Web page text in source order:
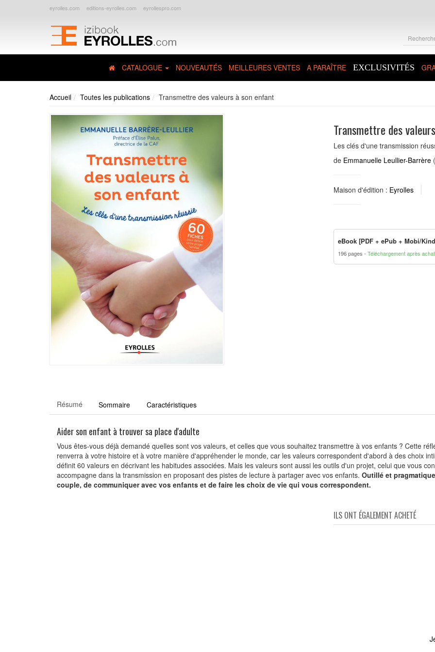
eyrolles.com editions-eyrolles.com eyrollespro.com
CATALOGUE NOUVEAUTÉS MEILLEURES VENTES A PARAÎTRE EXCLUSIVITÉS
Accueil Toutes les publications Transmettre des valeurs à son enfant
Transmettre des
Les clés d'une transmission
de Emmanuelle Leullier-Barrère
Maison d'édition : Eyrolles
eBook [PDF + ePub + Mobi/
196 pages Téléchargement après achat
Résumé Sommaire Caractéristiques
Aider son enfant à trouver sa place d'adulte
Vous êtes-vous déjà demandé quelles sont vos valeurs, et celles que vous souhaitez transmettre à vos enfants ? Cette
renverra à votre histoire et à votre manière d'appréhender le monde, car les valeurs correspondent d'abord à des choix
définit 60 valeurs en décrivant les habitudes associées. Mais les valeurs sont aussi les outils d'un projet, celui que vous
accompagne dans la transmission en proposant des pistes de lecture à partager avec vos enfants. Outillé et
couple, de communiquer avec vos enfants et de faire les choix de vie qui vous correspondent.
ILS ONT ÉGALEMENT ACHETÉ